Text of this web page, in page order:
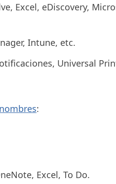
Excel, eDiscovery,
Intune, etc.
Universal
:
Excel, To Do.